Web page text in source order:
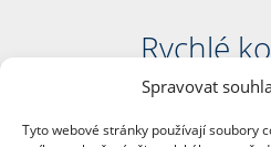
Spravovat
Tyto webové stránky používají soubory
Rychlé
Filozofická
nám. Jana